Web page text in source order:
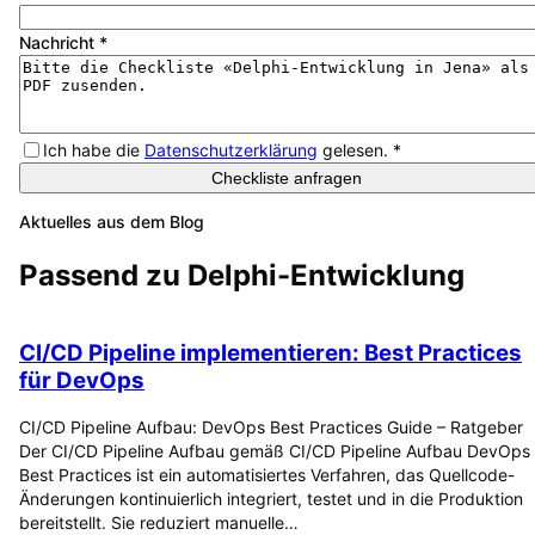
Nachricht *
Ich habe die Datenschutzerklärung gelesen. *
Checkliste anfragen
Aktuelles aus dem Blog
Passend zu Delphi-Entwicklung
CI/CD Pipeline implementieren: Best Practices
für DevOps
CI/CD Pipeline Aufbau: DevOps Best Practices Guide – Ratgeber
Der CI/CD Pipeline Aufbau gemäß CI/CD Pipeline Aufbau DevOps
Best Practices ist ein automatisiertes Verfahren, das Quellcode-
Änderungen kontinuierlich integriert, testet und in die Produktion
bereitstellt. Sie reduziert manuelle…